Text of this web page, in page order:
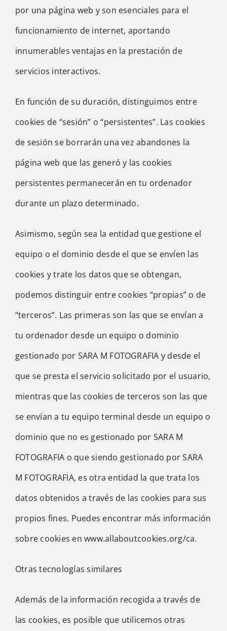
por una página web y son esenciales para el
funcionamiento de internet, aportando
innumerables ventajas en la prestación de
servicios interactivos.
En función de su duración, distinguimos entre
cookies de “sesión” o “persistentes”. Las cookies
de sesión se borrarán una vez abandones la
página web que las generó y las cookies
persistentes permanecerán en tu ordenador
durante un plazo determinado.
Asimismo, según sea la entidad que gestione el
equipo o el dominio desde el que se envíen las
cookies y trate los datos que se obtengan,
podemos distinguir entre cookies “propias” o de
“terceros”. Las primeras son las que se envían a
tu ordenador desde un equipo o dominio
gestionado por SARA M FOTOGRAFIA y desde el
que se presta el servicio solicitado por el usuario,
mientras que las cookies de terceros son las que
se envían a tu equipo terminal desde un equipo o
dominio que no es gestionado por SARA M
FOTOGRAFIA o que siendo gestionado por SARA
M FOTOGRAFIA, es otra entidad la que trata los
datos obtenidos a través de las cookies para sus
propios fines. Puedes encontrar más información
sobre cookies en www.allaboutcookies.org/ca.
Otras tecnologías similares
Además de la información recogida a través de
las cookies, es posible que utilicemos otras